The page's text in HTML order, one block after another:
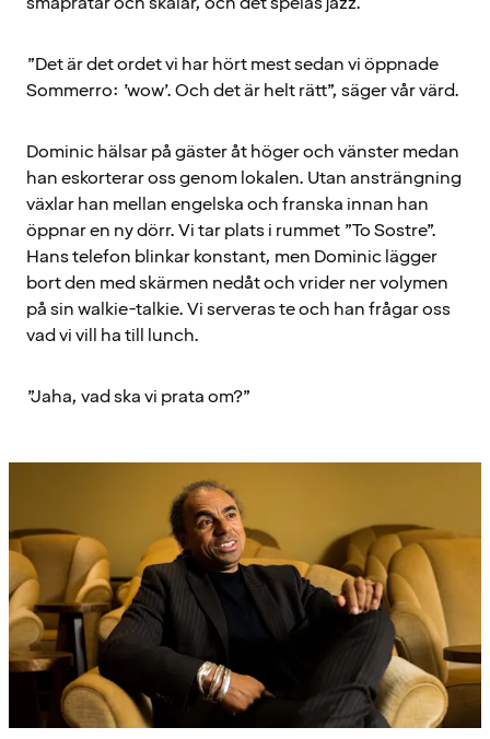
”Det är det ordet vi har hört mest sedan vi öppnade
Sommerro: ’wow’. Och det är helt rätt”, säger vår värd.
Dominic hälsar på gäster åt höger och vänster medan
han eskorterar oss genom lokalen. Utan ansträngning
växlar han mellan engelska och franska innan han
öppnar en ny dörr. Vi tar plats i rummet ”To Sostre”.
Hans telefon blinkar konstant, men Dominic lägger
bort den med skärmen nedåt och vrider ner volymen
på sin walkie-talkie. Vi serveras te och han frågar oss
vad vi vill ha till lunch.
”Jaha, vad ska vi prata om?”